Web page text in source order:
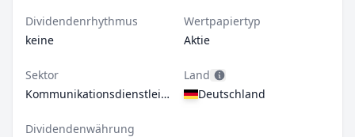
Dividendenrhythmus
keine
Wertpapiertyp
Aktie
Sektor
Kommunikationsdienstleistungen
Land
Deutschland
Dividendenwährung